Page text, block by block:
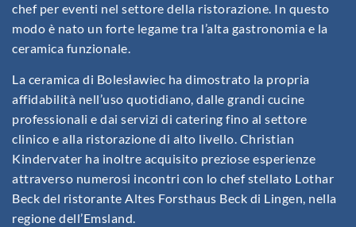
chef per eventi nel settore della ristorazione. In questo
modo è nato un forte legame tra l’alta gastronomia e la
ceramica funzionale.
La ceramica di Bolesławiec ha dimostrato la propria
affidabilità nell’uso quotidiano, dalle grandi cucine
professionali e dai servizi di catering fino al settore
clinico e alla ristorazione di alto livello. Christian
Kindervater ha inoltre acquisito preziose esperienze
attraverso numerosi incontri con lo chef stellato Lothar
Beck del ristorante Altes Forsthaus Beck di Lingen, nella
regione dell’Emsland.